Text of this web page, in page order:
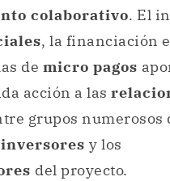
colaborativo. El
, la financiación
de micro pagos
acción a las
grupos numerosos
y los
del proyecto.